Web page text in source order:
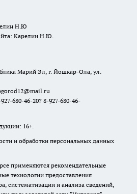
Н.Ю
Карелин Н.Ю.
Марий Эл, г. Йошкар-Ола, ул.
680-46-20? 8-927-680-46-
16+.
и обработки персональных данных
применяются рекомендательные
технологии предоставления
систематизации и анализа сведений,